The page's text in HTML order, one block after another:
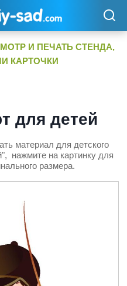
И ПЕЧАТЬ СТЕНДА,
КАРТОЧКИ
для детей
материал для детского
нажмите на картинку для
размера.